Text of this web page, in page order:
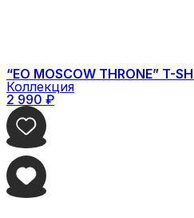
“EO MOSCOW THRONE” T-
Коллекция
2 990 ₽